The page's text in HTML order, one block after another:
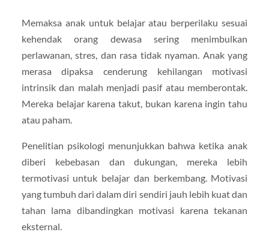
Memaksa anak untuk belajar atau berperilaku sesuai
kehendak orang dewasa sering menimbulkan
perlawanan, stres, dan rasa tidak nyaman. Anak yang
merasa dipaksa cenderung kehilangan motivasi
intrinsik dan malah menjadi pasif atau memberontak.
Mereka belajar karena takut, bukan karena ingin tahu
atau paham.
Penelitian psikologi menunjukkan bahwa ketika anak
diberi kebebasan dan dukungan, mereka lebih
termotivasi untuk belajar dan berkembang. Motivasi
yang tumbuh dari dalam diri sendiri jauh lebih kuat dan
tahan lama dibandingkan motivasi karena tekanan
eksternal.